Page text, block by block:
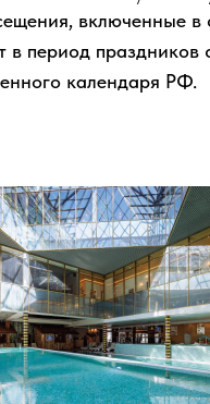
весов
на разные группы мышц
тренировок
Pilates Reformer, Pole
тренажерах HOIST,
отдельные группы
движения.